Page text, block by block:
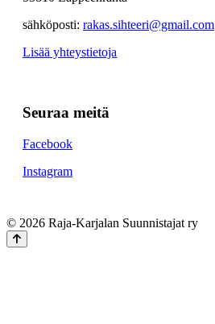
sähköposti: rakas.sihteeri@gmail.com
Lisää yhteystietoja
Seuraa meitä
Facebook
Instagram
© 2026 Raja-Karjalan Suunnistajat ry